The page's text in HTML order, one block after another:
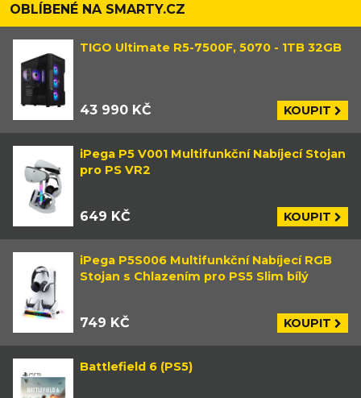
OBLÍBENÉ NA SMARTY.CZ
TIGO Ultimate R5-7500F, 5070 - 1TB 32GB
43 990 KČ KOUPIT
iPega P5 V001 Multifunkční Nabíjecí Stojan
pro PS VR2
649 KČ KOUPIT
iPega P5S006 Multifunkční Nabíjecí RGB
Stojan s Chlazením pro PS5 Slim bílý
749 KČ KOUPIT
Battlefield 6 (PS5)